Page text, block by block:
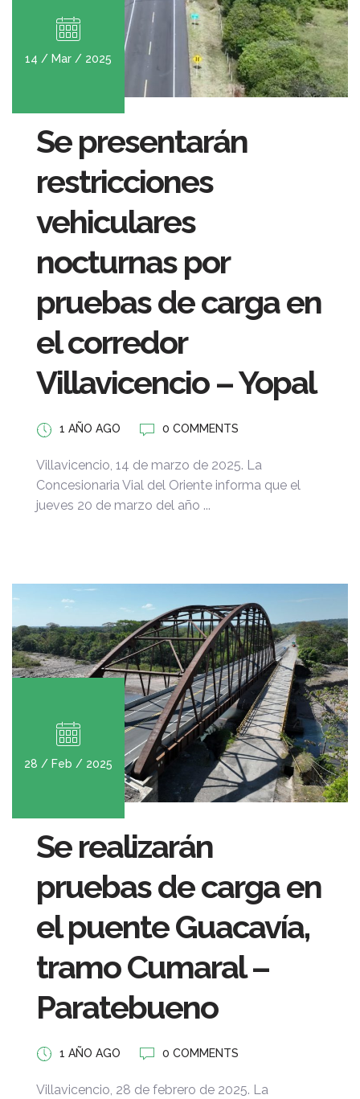
14 / Mar / 2025
Se presentarán
restricciones
vehiculares
nocturnas por
pruebas de carga en
el corredor
Villavicencio – Yopal
1 AÑO AGO 0 COMMENTS
Villavicencio, 14 de marzo de 2025. La
Concesionaria Vial del Oriente informa que el
jueves 20 de marzo del año ...
28 / Feb / 2025
Se realizarán
pruebas de carga en
el puente Guacavía,
tramo Cumaral –
Paratebueno
1 AÑO AGO 0 COMMENTS
Villavicencio, 28 de febrero de 2025. La